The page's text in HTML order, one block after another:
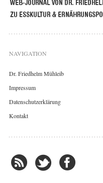
NAVIGATION
Dr. Friedhelm Mühleib
Impressum
Datenschutzerklärung
Kontakt